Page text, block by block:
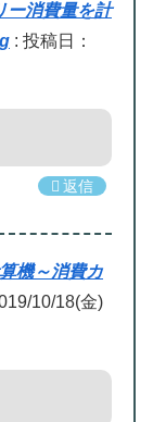
ー消費量を計
: 投稿日：
返信
機～消費カ
10/18(金)